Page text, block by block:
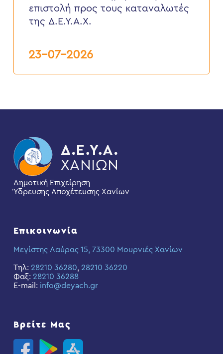
τους
καταναλωτές
επιστολή προς τους καταναλωτές
της Δ.Ε.Υ.Α.Χ.
23-07-2026
Δημοτική Επιχείρηση
Ύδρευσης Αποχέτευσης Χανίων
Επικοινωνία
Μεγίστης Λαύρας 15, 73300 Μουρνιές Χανίων
Τηλ: 28210 36280, 28210 36220
Φαξ: 28210 36288
E-mail: info@deyach.gr
Βρείτε Μας